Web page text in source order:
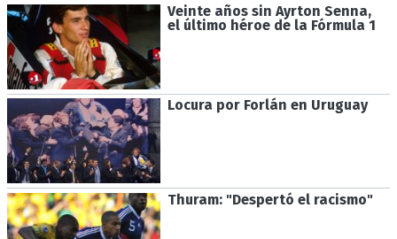
Veinte años sin Ayrton Senna,
el último héroe de la Fórmula 1
Locura por Forlán en Uruguay
Thuram: "Despertó el racismo"